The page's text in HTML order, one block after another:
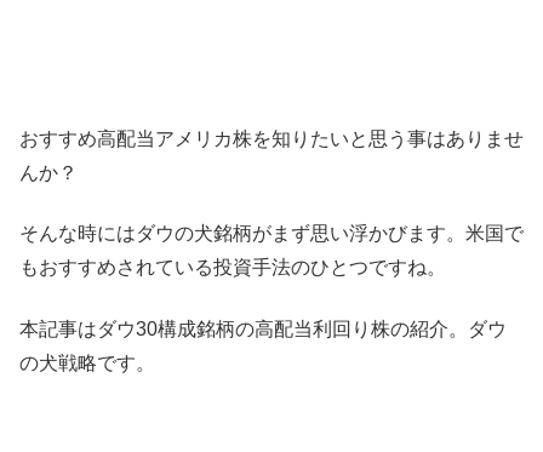
おすすめ高配当アメリカ株を知りたいと思う事はありませ
んか？
そんな時にはダウの犬銘柄がまず思い浮かびます。米国で
もおすすめされている投資手法のひとつですね。
本記事はダウ30構成銘柄の高配当利回り株の紹介。ダウ
の犬戦略です。